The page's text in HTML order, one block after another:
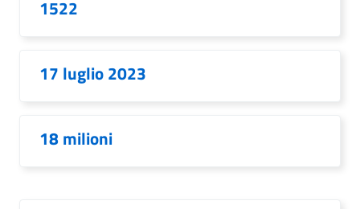
1522
17 luglio 2023
18 milioni